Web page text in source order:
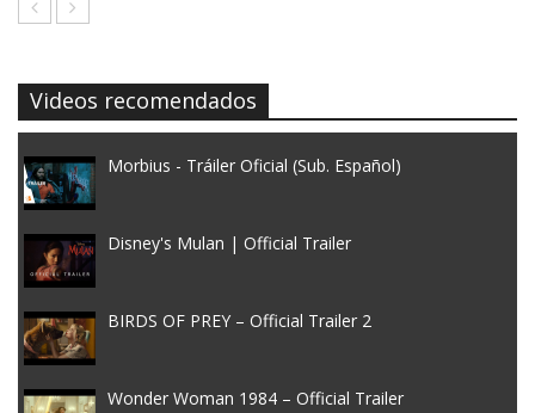
Videos recomendados
Morbius - Tráiler Oficial (Sub. Español)
Disney's Mulan | Official Trailer
BIRDS OF PREY – Official Trailer 2
Wonder Woman 1984 – Official Trailer